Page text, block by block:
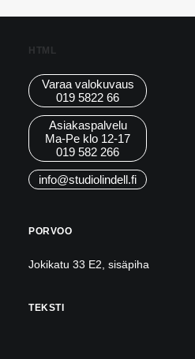
HTML
Varaa valokuvaus
019 5822 66
Asiakaspalvelu
Ma-Pe klo 12-17
019 582 266
info@studiolindell.fi
PORVOO
Jokikatu 33 E2, sisäpiha
TEKSTI